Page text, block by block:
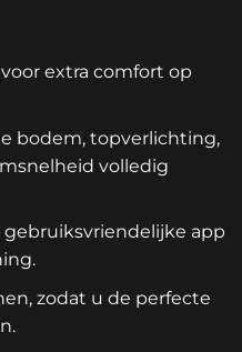
extra comfort op
bodem, topverlichting,
volledig
app
zodat u de perfecte